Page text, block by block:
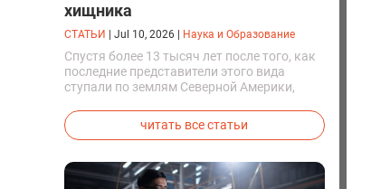
хищника
СТАТЬИ Jul 10, 2026 Наука и Образование
Спустя более 13 тысяч лет после того, как
последние представители этого вида
ступали по землям Северной Америки,
вывели первых генетически
модифицированных щенков с фенотипом
читать все статьи